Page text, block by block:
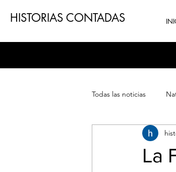
HISTORIAS CONTADAS
Todas las noticias
La